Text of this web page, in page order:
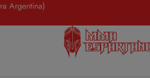
Argentina)